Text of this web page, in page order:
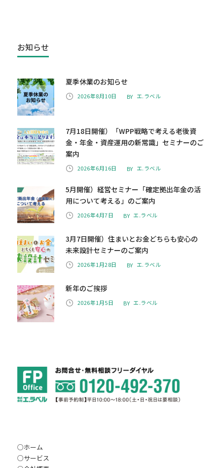
お知らせ
夏季休業のお知らせ
2026年8月10日 BY エ.ラベル
7月18日開催）「WPP戦略で考える老後資
金・年金・資産運用の新常識」セミナーのご
案内
2026年6月16日 BY エ.ラベル
5月開催）経営セミナー「確定拠出年金の活
用について考える」のご案内
2026年4月7日 BY エ.ラベル
3月7日開催）住まいとお金どちらも安心の
未来設計セミナーのご案内
2026年1月28日 BY エ.ラベル
新年のご挨拶
2026年1月5日 BY エ.ラベル
○ホーム
○サービス